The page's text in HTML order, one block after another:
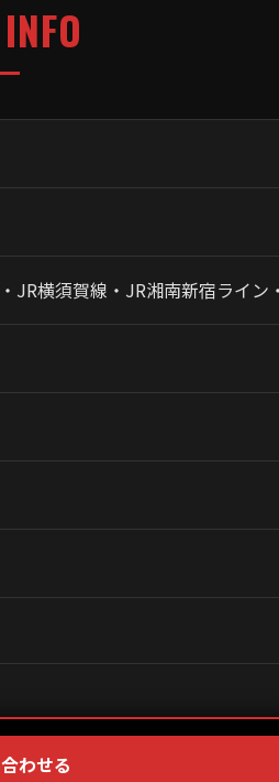
JR横須賀線・JR湘南新宿ライン
わせる